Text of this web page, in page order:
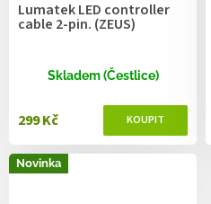
Lumatek LED controller
cable 2-pin. (ZEUS)
Skladem (Čestlice)
299 Kč
Novinka